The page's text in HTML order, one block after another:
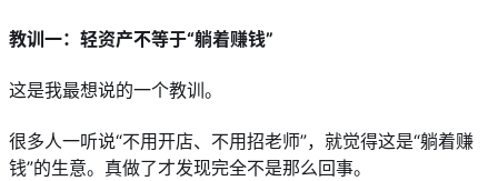
教训一：轻资产不等于“躺着赚钱”
这是我最想说的一个教训。
很多人一听说“不用开店、不用招老师”，就觉得这是“躺着赚
钱”的生意。真做了才发现完全不是那么回事。